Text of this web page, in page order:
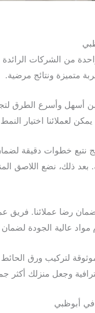
واحدة من الشركات
متميزة ونتائج مرضية.
أسهل وأسرع الطرق
يمكن لعملائنا اختيار
نتبع خطوات دقيقة
بعد ذلك، نضع اللاصق
رضا عملائنا.
مواد عالية الجودة
لتركيب ورق الحائط
وجعل منزلك أكثر
أبوظبي